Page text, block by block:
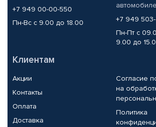
+7 949 00-00-550
Пн-Вс с 9.00 до 18.00
+7 949
Пн-Пт с
9.00 до
Клиентам
Акции
Контакты
Оплата
Доставка
Согласие
на
Политика